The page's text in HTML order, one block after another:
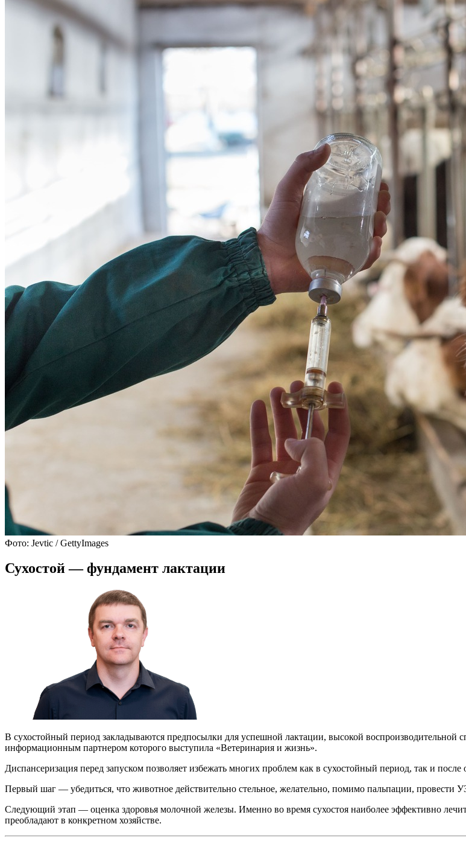
Фото: Jevtic / GettyImages
Сухостой — фундамент лактации
В сухостойный период закладываются предпосылки для успешной лактации, высокой воспроизводительной
информационным партнером которого выступила «Ветеринария и жизнь».
Диспансеризация перед запуском позволяет избежать многих проблем как в сухостойный период, так и после
Первый шаг — убедиться, что животное действительно стельное, желательно, помимо пальпации, провести
Следующий этап — оценка здоровья молочной железы. Именно во время сухостоя наиболее эффективно
преобладают в конкретном хозяйстве.